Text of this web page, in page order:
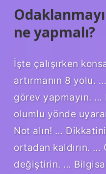
ne yapmalı?
İşte çalışırken
artırmanın 8 yolu.
görev yapmayın. …
olumlu yönde
Not alın! …
ortadan kaldırın. …
değiştirin. …